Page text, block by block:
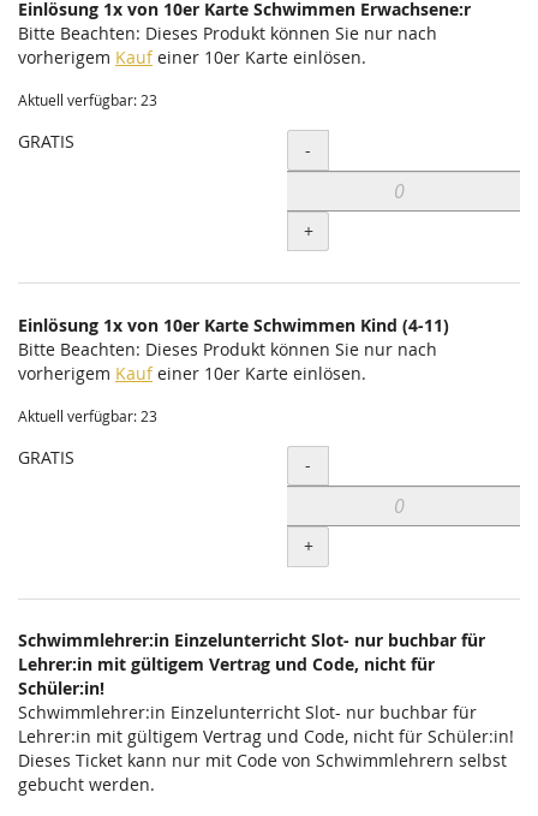
Einlösung 1x von 10er Karte Schwimmen Erwachsene:r
Bitte Beachten: Dieses Produkt können Sie nur nach
vorherigem Kaufeiner 10er Karte einlösen.
Aktuell verfügbar: 23
GRATIS Menge
-
+
Einlösung 1x von 10er Karte Schwimmen Kind (4-11)
Bitte Beachten: Dieses Produkt können Sie nur nach
vorherigem Kaufeiner 10er Karte einlösen.
Aktuell verfügbar: 23
GRATIS Menge
-
+
Schwimmlehrer:in Einzelunterricht Slot- nur buchbar für
Lehrer:in mit gültigem Vertrag und Code, nicht für
Schüler:in!
Schwimmlehrer:in Einzelunterricht Slot- nur buchbar für
Lehrer:in mit gültigem Vertrag und Code, nicht für Schüler:in!
Dieses Ticket kann nur mit Code von Schwimmlehrern selbst
gebucht werden.